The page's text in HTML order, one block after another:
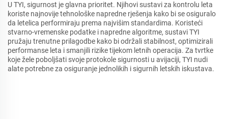
U TYI, sigurnost je glavna prioritet. Njihovi sustavi za kontrolu leta
koriste najnovije tehnološke napredne rješenja kako bi se osiguralo
da letelica performiraju prema najvišim standardima. Koristeći
stvarno-vremenske podatke i napredne algoritme, sustavi TYI
pružaju trenutne prilagodbe kako bi održali stabilnost, optimizirali
performanse leta i smanjili rizike tijekom letnih operacija. Za tvrtke
koje žele poboljšati svoje protokole sigurnosti u avijaciji, TYI nudi
alate potrebne za osiguranje jednolikih i sigurnih letskih iskustava.